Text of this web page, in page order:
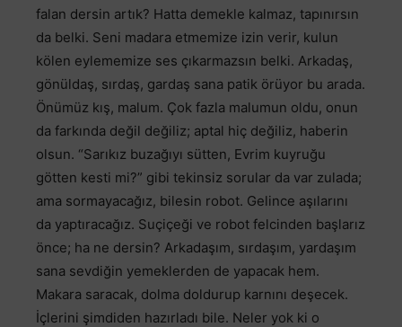
falan dersin artık? Hatta demekle kalmaz, tapınırsın
da belki. Seni madara etmemize izin verir, kulun
kölen eylememize ses çıkarmazsın belki. Arkadaş,
gönüldaş, sırdaş, gardaş sana patik örüyor bu arada.
Önümüz kış, malum. Çok fazla malumun oldu, onun
da farkında değil değiliz; aptal hiç değiliz, haberin
olsun. “Sarıkız buzağıyı sütten, Evrim kuyruğu
götten kesti mi?” gibi tekinsiz sorular da var zulada;
ama sormayacağız, bilesin robot. Gelince aşılarını
da yaptıracağız. Suçiçeği ve robot felcinden başlarız
önce; ha ne dersin? Arkadaşım, sırdaşım, yardaşım
sana sevdiğin yemeklerden de yapacak hem.
Makara saracak, dolma doldurup karnını deşecek.
İçlerini şimdiden hazırladı bile. Neler yok ki o